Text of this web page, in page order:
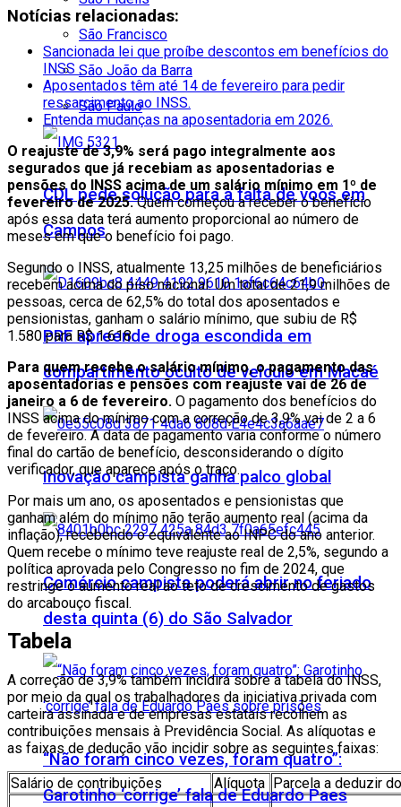
São Francisco
São João da Barra
São Paulo
CDL pede solução para a falta de voos em
Campos
PRF apreende droga escondida em
compartimento oculto de veículo em Macaé
Inovação campista ganha palco global
Comércio campista poderá abrir no feriado
desta quinta (6) do São Salvador
“Não foram cinco vezes, foram quatro”:
Garotinho ‘corrige’ fala de Eduardo Paes
Notícias relacionadas:
Sancionada lei que proíbe descontos em benefícios do
INSS .
Aposentados têm até 14 de fevereiro para pedir
ressarcimento ao INSS.
Entenda mudanças na aposentadoria em 2026.
O reajuste de 3,9% será pago integralmente aos
segurados que já recebiam as aposentadorias e
pensões do INSS acima de um salário mínimo em 1º de
fevereiro de 2025.Quem começou a receber o benefício
após essa data terá aumento proporcional ao número de
meses em que o benefício foi pago.
Segundo o INSS, atualmente 13,25 milhões de beneficiários
recebem acima do piso nacional. Um total de 21,9 milhões de
pessoas, cerca de 62,5% do total dos aposentados e
pensionistas, ganham o salário mínimo, que subiu de R$
1.580 para R$ 1.618.
Para quem recebe o salário mínimo, o pagamento das
aposentadorias e pensões com reajuste vai de 26 de
janeiro a 6 de fevereiro. O pagamento dos benefícios do
INSS acima do mínimo com a correção de 3,9% vai de 2 a 6
de fevereiro. A data de pagamento varia conforme o número
final do cartão de benefício, desconsiderando o dígito
verificador, que aparece após o traço.
Por mais um ano, os aposentados e pensionistas que
ganham além do mínimo não terão aumento real (acima da
inflação), recebendo o equivalente ao INPC do ano anterior.
Quem recebe o mínimo teve reajuste real de 2,5%, segundo a
política aprovada pelo Congresso no fim de 2024, que
restringe o aumento real ao teto de crescimento de gastos
do arcabouço fiscal.
Tabela
A correção de 3,9% também incidirá sobre a tabela do INSS,
por meio da qual os trabalhadores da iniciativa privada com
carteira assinada e de empresas estatais recolhem as
contribuições mensais à Previdência Social. As alíquotas e
as faixas de dedução vão incidir sobre as seguintes faixas:
Salário de contribuições Alíquota Parcela a deduzir